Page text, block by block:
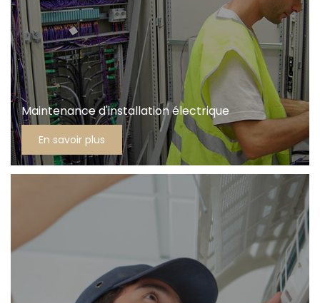
Maintenance d'installation électrique
En savoir plus